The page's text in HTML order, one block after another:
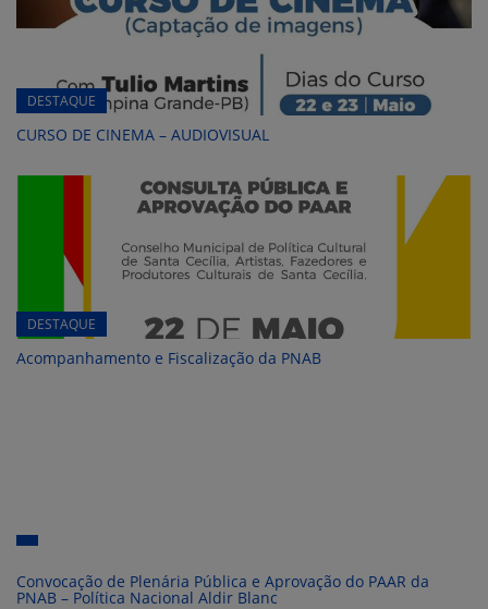
DESTAQUE
CURSO DE CINEMA – AUDIOVISUAL
DESTAQUE
Acompanhamento e Fiscalização da PNAB
Convocação de Plenária Pública e Aprovação do PAAR da
PNAB – Política Nacional Aldir Blanc